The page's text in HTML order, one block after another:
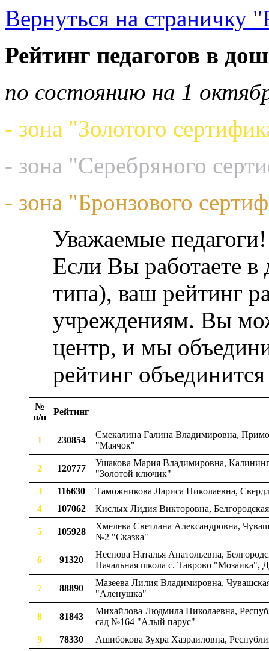
Вернуться на страничку
Рейтинг педагогов в
по состоянию на 1
- зона "Золотого
- зона "Серебряного
- зона "Бронзового
Уважаемые педагоги!
Если Вы работаете
типа), ваш рейтинг
учреждениям. Вы
центр, и мы
рейтинг
№
п/п
Рейтинг
1 230854
Смекалина Галина Владимировна,
"Маячок"
2 120777
Ушакова Мария Владимировна,
"Золотой ключик"
3
116630
Таможникова Лариса Николаевна,
4
107062 Кислых Лидия Викторовна,
5 105928
Хмелева Светлана Александровна,
№2 "Сказка"
6 91320
Неснова Наталья Анатольевна,
Начальная школа с. Таврово "Мозаика",
7 88890
Мазеева Лилия Владимировна,
"Аленушка"
8 81843
Михайлова Людмила Николаевна,
сад №164 "Алый парус"
9
78330 Ашибокова Зухра Хазраиловна,